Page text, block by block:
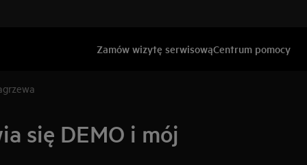
Zamów wizytę serwisowąCentrum pomocy
się DEMO i mój